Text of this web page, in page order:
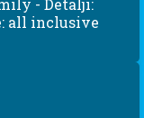
- Detalji:
all inclusive